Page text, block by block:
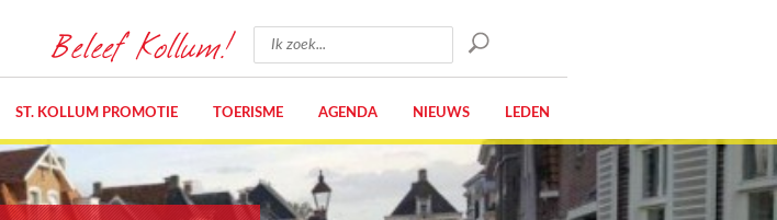
Beleef Kollum!
ST. KOLLUM PROMOTIE TOERISME AGENDA NIEUWS LEDEN